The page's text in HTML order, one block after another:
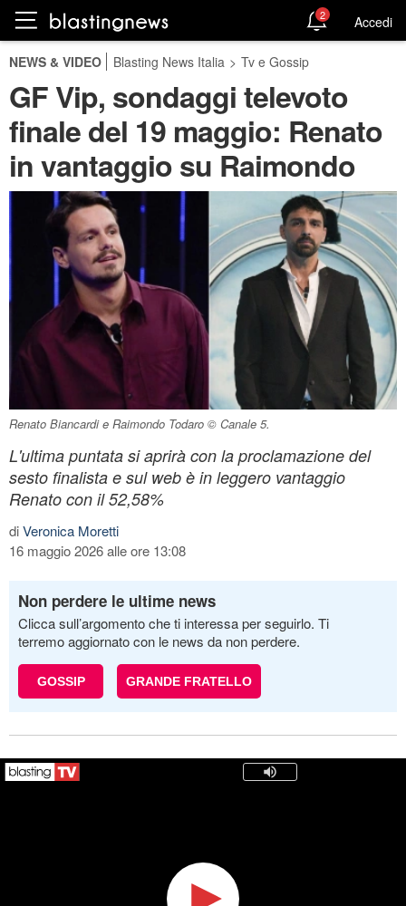
2 Accedi
NEWS & VIDEO Blasting News Italia > Tv e Gossip
GF Vip, sondaggi televoto
finale del 19 maggio: Renato
in vantaggio su Raimondo
Renato Biancardi e Raimondo Todaro © Canale 5.
L'ultima puntata si aprirà con la proclamazione del
sesto finalista e sul web è in leggero vantaggio
Renato con il 52,58%
diVeronica Moretti
16 maggio 2026 alle ore 13:08
Non perdere le ultime news
Clicca sull’argomento che ti interessa per seguirlo. Ti
terremo aggiornato con le news da non perdere.
GOSSIP GRANDE FRATELLO